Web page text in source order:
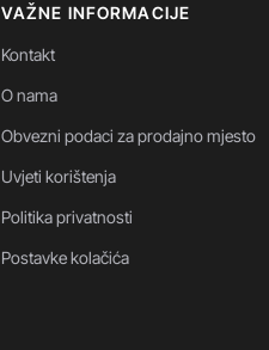
VAŽNE INFORMACIJE
Kontakt
O nama
Obvezni podaci za prodajno mjesto
Uvjeti korištenja
Politika privatnosti
Postavke kolačića